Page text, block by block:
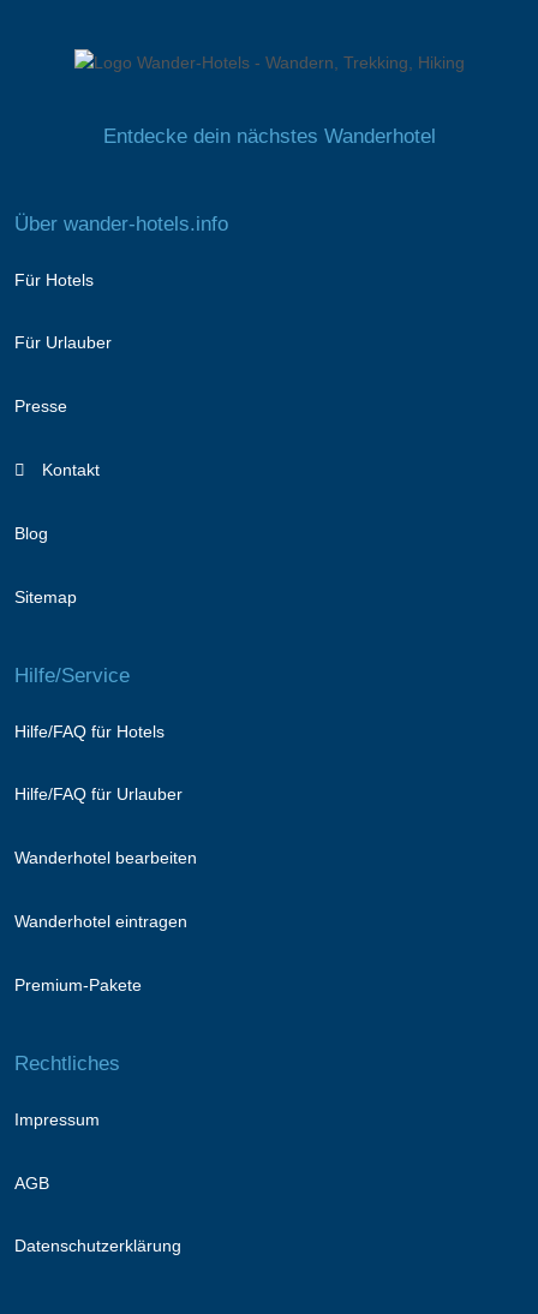
Entdecke dein nächstes Wanderhotel
Über wander-hotels.info
Für Hotels
Für Urlauber
Presse
Kontakt
Blog
Sitemap
Hilfe/Service
Hilfe/FAQ für Hotels
Hilfe/FAQ für Urlauber
Wanderhotel bearbeiten
Wanderhotel eintragen
Premium-Pakete
Rechtliches
Impressum
AGB
Datenschutzerklärung